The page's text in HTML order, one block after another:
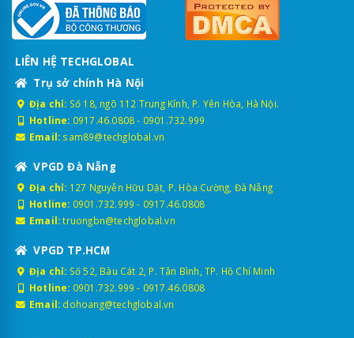
LIÊN HỆ TECHGLOBAL
Trụ sở chính Hà Nội
Địa chỉ: Số 18, ngõ 112 Trung Kính, P. Yên Hòa, Hà Nội.
Hotline: 0917.46.0808- 0901.732.999
Email: sam89@techglobal.vn
VPGD Đà Nẵng
Địa chỉ: 127 Nguyễn Hữu Dật, P. Hòa Cường, Đà Nẵng
Hotline: 0901.732.999 - 0917.46.0808
Email: truongbn@techglobal.vn
VPGD TP.HCM
Địa chỉ: Số 52, Bàu Cát 2, P. Tân Bình, TP. Hồ Chí Minh
Hotline: 0901.732.999 - 0917.46.0808
Email: dohoang@techglobal.vn